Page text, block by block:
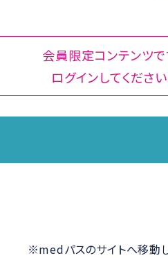
会員限定コンテンツで
ログインしてください
※medパスのサイトへ移動し